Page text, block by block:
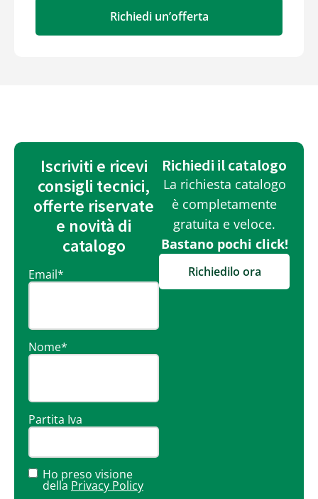
Richiedi un’offerta
Iscriviti e ricevi
consigli tecnici,
offerte riservate
e novità di
catalogo
Email*
Nome*
Partita Iva
Ho preso visione
della Privacy Policy
Richiedi il catalogo
La richiesta catalogo
è completamente
gratuita e veloce.
Bastano pochi click!
Richiedilo ora